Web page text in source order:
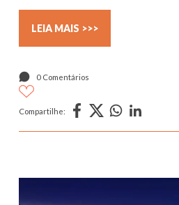
LEIA MAIS >>>
0 Comentários
Compartilhe: